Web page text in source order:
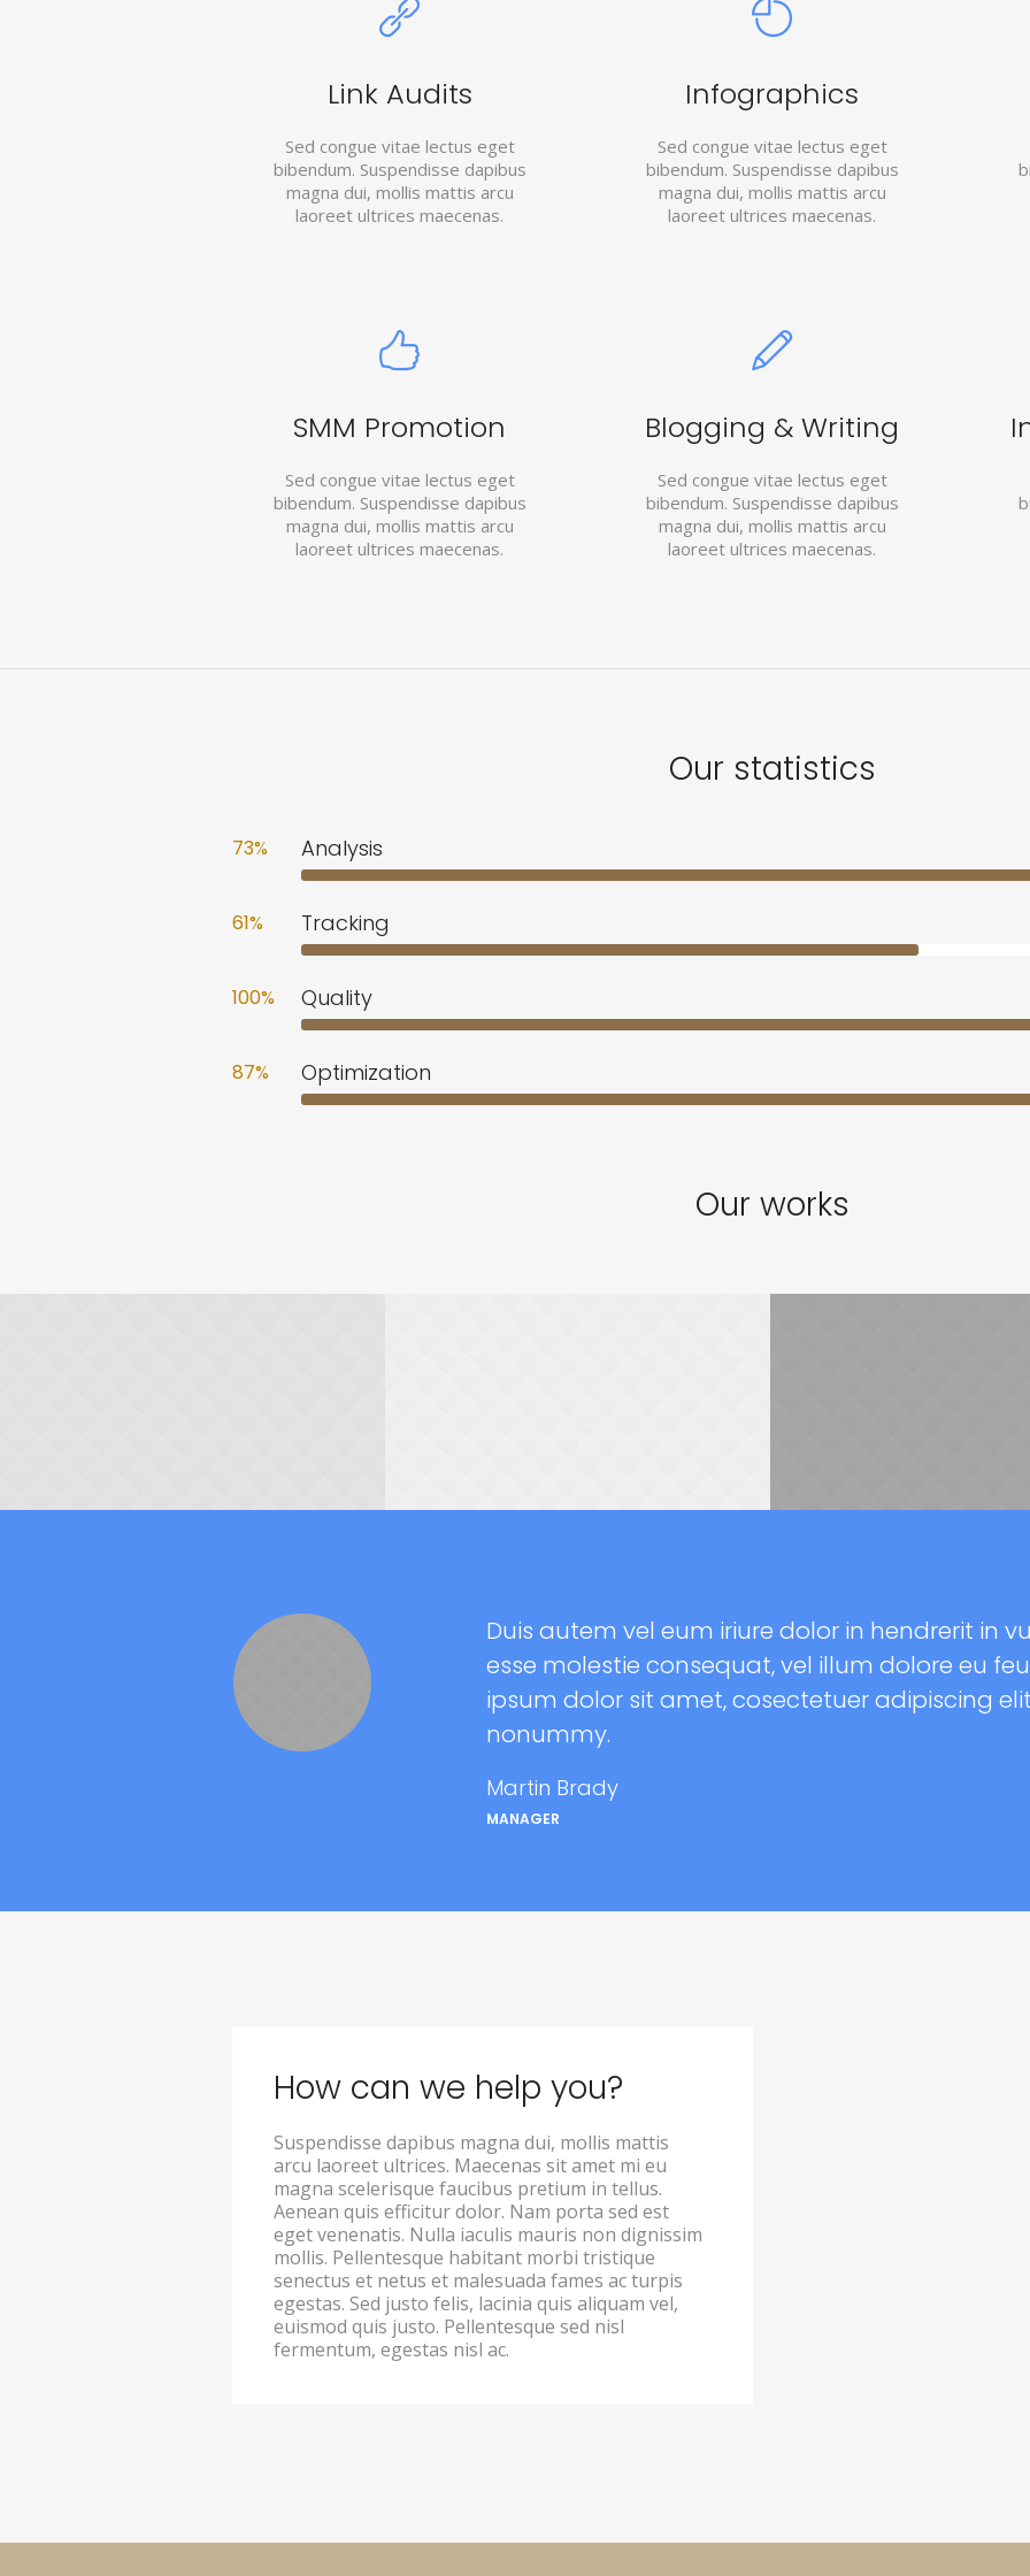
Link Audits
Sed congue vitae lectus eget
bibendum. Suspendisse dapibus
magna dui, mollis mattis arcu
laoreet ultrices maecenas.
Infographics
Sed congue vitae lectus eget
bibendum. Suspendisse dapibus
magna dui, mollis mattis arcu
laoreet ultrices maecenas.
SMM Promotion
Sed congue vitae lectus eget
bibendum. Suspendisse dapibus
magna dui, mollis mattis arcu
laoreet ultrices maecenas.
Blogging & Writing
Sed congue vitae lectus eget
bibendum. Suspendisse dapibus
magna dui, mollis mattis arcu
laoreet ultrices maecenas.
Our statistics
73% Analysis
61% Tracking
100% Quality
87% Optimization
Our works
Duis autem vel eum iriure dolor in hendrerit in
esse molestie consequat, vel illum dolore eu
ipsum dolor sit amet, cosectetuer adipiscing
nonummy.
Martin Brady
MANAGER
How can we help you?
Suspendisse dapibus magna dui, mollis mattis
arcu laoreet ultrices. Maecenas sit amet mi eu
magna scelerisque faucibus pretium in tellus.
Aenean quis efficitur dolor. Nam porta sed est
eget venenatis. Nulla iaculis mauris non dignissim
mollis. Pellentesque habitant morbi tristique
senectus et netus et malesuada fames ac turpis
egestas. Sed justo felis, lacinia quis aliquam vel,
euismod quis justo. Pellentesque sed nisl
fermentum, egestas nisl ac.